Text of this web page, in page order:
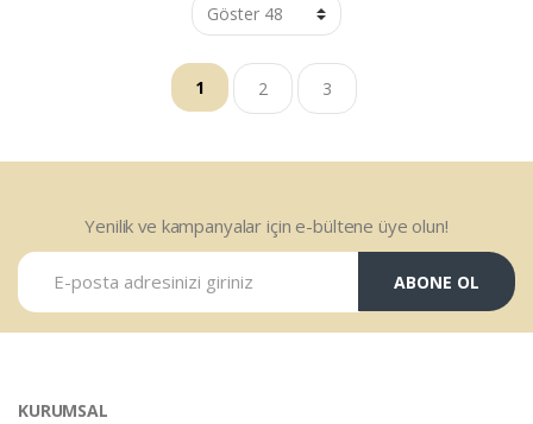
1 2 3
Yenilik ve kampanyalar için e-bültene üye olun!
ABONE OL
KURUMSAL